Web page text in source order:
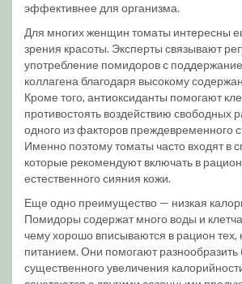
эффективнее для организма.
Для многих женщин томаты интересны
зрения красоты. Эксперты связывают
употребление помидоров с
коллагена благодаря высокому
Кроме того, антиоксиданты помогают
противостоять воздействию свободных
одного из факторов преждевременного
Именно поэтому томаты часто входят в
которые рекомендуют включать в
естественного сияния кожи.
Еще одно преимущество — низкая
Помидоры содержат много воды и
чему хорошо вписываются в рацион тех,
питанием. Они помогают разнообразить
существенного увеличения